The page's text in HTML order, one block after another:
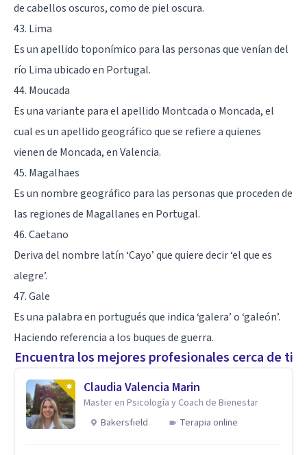
de cabellos oscuros, como de piel oscura.
43. Lima
Es un apellido toponímico para las personas que venían del
río Lima ubicado en Portugal.
44. Moucada
Es una variante para el apellido Montcada o Moncada, el
cual es un apellido geográfico que se refiere a quienes
vienen de Moncada, en Valencia.
45. Magalhaes
Es un nombre geográfico para las personas que proceden de
las regiones de Magallanes en Portugal.
46. Caetano
Deriva del nombre latín ‘Cayo’ que quiere decir ‘el que es
alegre’.
47. Gale
Es una palabra en portugués que indica ‘galera’ o ‘galeón’.
Haciendo referencia a los buques de guerra.
Encuentra los mejores profesionales cerca de ti
Claudia Valencia Marin
Master en Psicología y Coach de Bienestar
Bakersfield
Terapia online